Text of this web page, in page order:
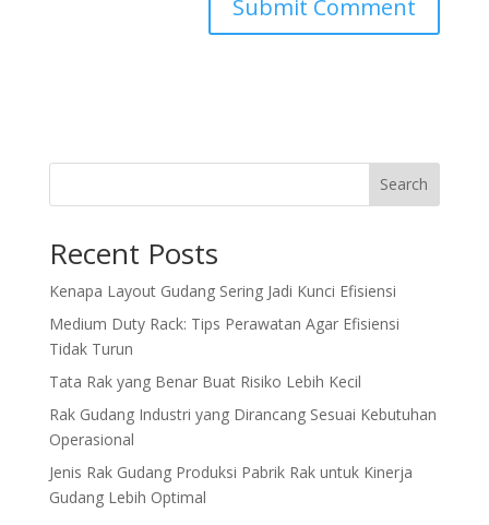
Search
Recent Posts
Kenapa Layout Gudang Sering Jadi Kunci Efisiensi
Medium Duty Rack: Tips Perawatan Agar Efisiensi
Tidak Turun
Tata Rak yang Benar Buat Risiko Lebih Kecil
Rak Gudang Industri yang Dirancang Sesuai Kebutuhan
Operasional
Jenis Rak Gudang Produksi Pabrik Rak untuk Kinerja
Gudang Lebih Optimal